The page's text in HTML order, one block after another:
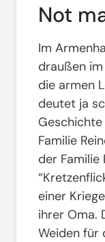
Not
Im
draußen
die armen
deutet ja
Familie
der Familie
einer
ihrer Oma.
Weiden für